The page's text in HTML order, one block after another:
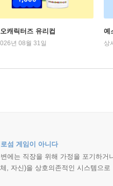
캐릭터즈 유리컵
년 08월 31일
예
상
섬 게임이 아니다
에는 직장을 위해 가정을 포기하
, 자신)을 상호의존적인 시스템으